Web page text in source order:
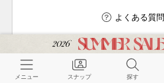
よくある質問
ご利用ガイド
メニュー スナップ 探す